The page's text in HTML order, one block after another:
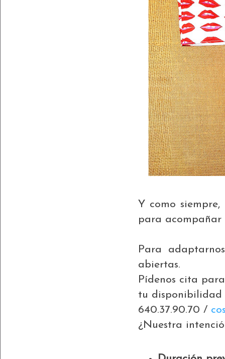
Y como
para acompañar
Para
abiertas.
Pídenos cita
tu disponibilidad
640.37.90.70 /
¿Nuestra